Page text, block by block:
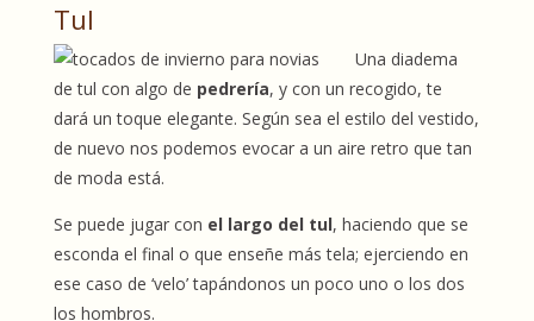
Tul
Una diadema
de tul con algo de pedrería, y con un recogido, te
dará un toque elegante. Según sea el estilo del vestido,
de nuevo nos podemos evocar a un aire retro que tan
de moda está.
Se puede jugar con el largo del tul, haciendo que se
esconda el final o que enseñe más tela; ejerciendo en
ese caso de ‘velo’ tapándonos un poco uno o los dos
los hombros.